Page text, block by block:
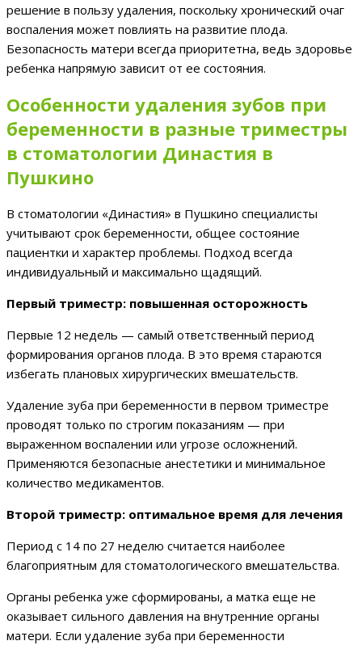
решение в пользу удаления, поскольку хронический очаг
воспаления может повлиять на развитие плода.
Безопасность матери всегда приоритетна, ведь здоровье
ребенка напрямую зависит от ее состояния.
Особенности удаления зубов при
беременности в разные триместры
в стоматологии Династия в
Пушкино
В стоматологии «Династия» в Пушкино специалисты
учитывают срок беременности, общее состояние
пациентки и характер проблемы. Подход всегда
индивидуальный и максимально щадящий.
Первый триместр: повышенная осторожность
Первые 12 недель — самый ответственный период
формирования органов плода. В это время стараются
избегать плановых хирургических вмешательств.
Удаление зуба при беременности в первом триместре
проводят только по строгим показаниям — при
выраженном воспалении или угрозе осложнений.
Применяются безопасные анестетики и минимальное
количество медикаментов.
Второй триместр: оптимальное время для лечения
Период с 14 по 27 неделю считается наиболее
благоприятным для стоматологического вмешательства.
Органы ребенка уже сформированы, а матка еще не
оказывает сильного давления на внутренние органы
матери. Если удаление зуба при беременности